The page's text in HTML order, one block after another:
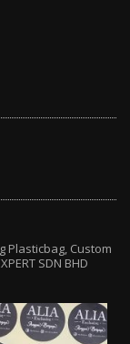
Plasticbag, Custom
SDN BHD